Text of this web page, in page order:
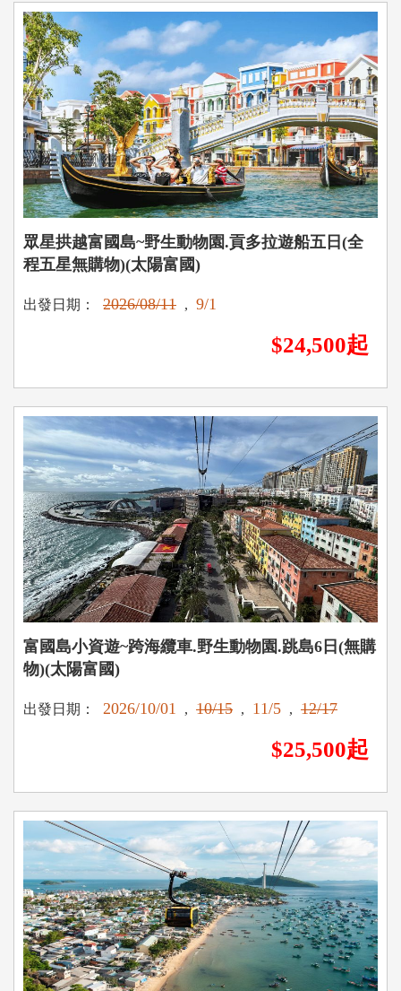
眾星拱越富國島~野生動物園.貢多拉遊船五日(全
程五星無購物)(太陽富國)
出發日期： 2026/08/11 , 9/1
$24,500起
富國島小資遊~跨海纜車.野生動物園.跳島6日(無購
物)(太陽富國)
出發日期： 2026/10/01 , 10/15 , 11/5 , 12/17
$25,500起